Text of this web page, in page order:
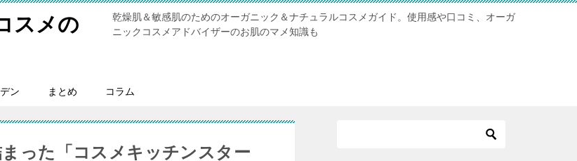
スメの
乾燥肌＆敏感肌のためのオーガニック＆ナチュラルコスメガイド。使用感や口コミ、オーガ
ニックコスメアドバイザーのお肌のマメ知識も
ン まとめ コラム
った「コスメキッチンスター